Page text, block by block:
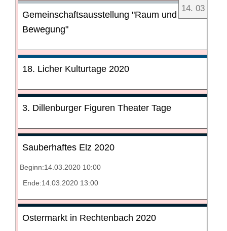
14. 03
Gemeinschaftsausstellung "Raum und
Bewegung"
18. Licher Kulturtage 2020
3. Dillenburger Figuren Theater Tage
Sauberhaftes Elz 2020
Beginn:14.03.2020 10:00
Ende:14.03.2020 13:00
Ostermarkt in Rechtenbach 2020